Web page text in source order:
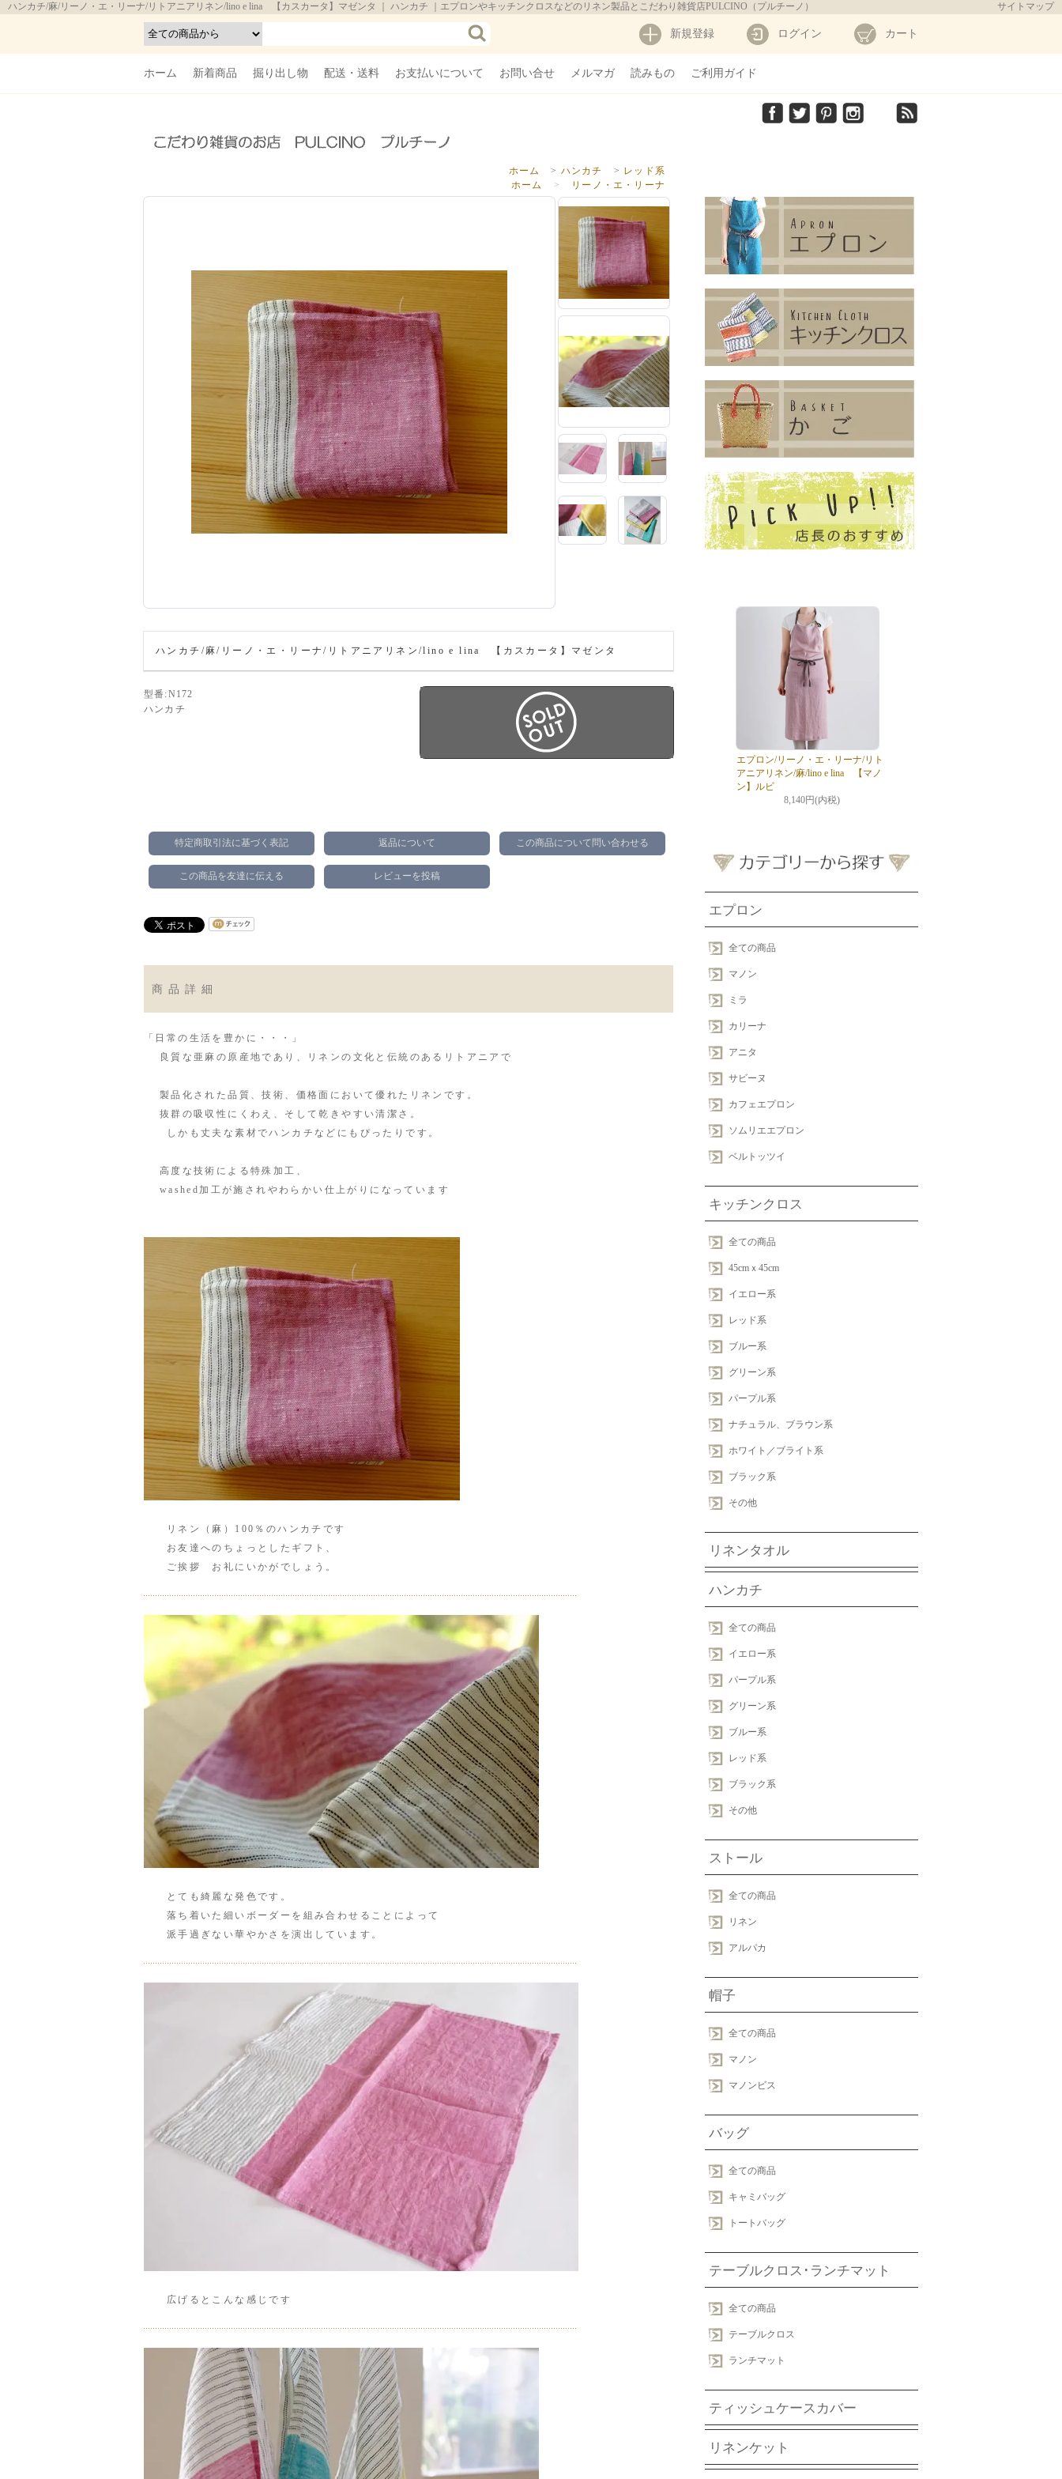
ハンカチ/麻/リーノ・エ・リーナ/リトアニアリネン/lino e lina 【カスカータ】マゼンタ ｜ ハンカチ ｜エプロンやキッチンクロスなどのリネン製品とこだわり雑貨店PULCINO（プルチーノ） サイトマップ
新規登録 ログイン カート
ホーム 新着商品 掘り出し物 配送・送料 お支払いについて お問い合せ メルマガ 読みもの ご利用ガイド
ホーム > ハンカチ > レッド系
ホーム
>
リーノ・エ・リーナ
ホーム
> 色から探す >
オレンジ・レッド系
1,000～2,999円
リーノ・エ・リーナ
国からさがす > リトアニア
ハンカチ/麻/リーノ・エ・リーナ/リトアニアリネン/lino e lina 【カスカータ】マゼンタ
型番:N172
ハンカチ
特定商取引法に基づく表記 返品について この商品について問い合わせる
この商品を友達に伝える レビューを投稿
商品詳細
「日常の生活を豊かに・・・」
良質な亜麻の原産地であり、リネンの文化と伝統のあるリトアニアで
製品化された品質、技術、価格面において優れたリネンです。
抜群の吸収性にくわえ、そして乾きやすい清潔さ。
しかも丈夫な素材でハンカチなどにもぴったりです。
高度な技術による特殊加工、
washed加工が施されやわらかい仕上がりになっています
リネン（麻）100％のハンカチです
お友達へのちょっとしたギフト、
ご挨拶 お礼にいかがでしょう。
とても綺麗な発色です。
落ち着いた細いボーダーを組み合わせることによって
派手過ぎない華やかさを演出しています。
広げるとこんな感じです
エプロン/リーノ・エ・リーナ/リト
アニアリネン/麻/lino e lina 【マノ
ン】ルビ
8,140円(内税)
エプロン
全ての商品
マノン
ミラ
カリーナ
アニタ
サビーヌ
カフェエプロン
ソムリエエプロン
ベルトッツイ
キッチンクロス
全ての商品
45cmｘ45cm
イエロー系
レッド系
ブルー系
グリーン系
パープル系
ナチュラル、ブラウン系
ホワイト／ブライト系
ブラック系
その他
リネンタオル
ハンカチ
全ての商品
イエロー系
パープル系
グリーン系
ブルー系
レッド系
ブラック系
その他
ストール
全ての商品
リネン
アルパカ
帽子
全ての商品
マノン
マノンビス
バッグ
全ての商品
キャミバッグ
トートバッグ
テーブルクロス･ランチマット
全ての商品
テーブルクロス
ランチマット
ティッシュケースカバー
リネンケット